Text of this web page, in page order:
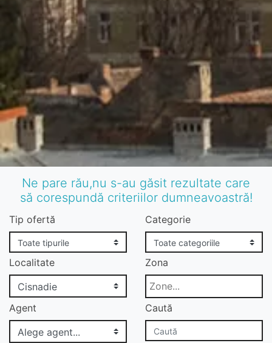
Ne pare rău,nu s-au găsit rezultate care
să corespundă criteriilor dumneavoastră!
Tip ofertă Categorie
Localitate Zona
Agent Caută